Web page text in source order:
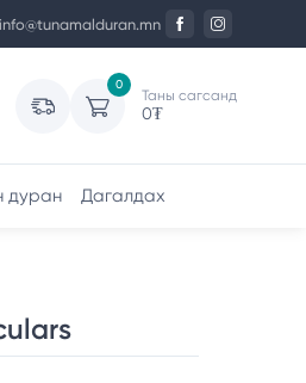
info@tunamalduran.mn
0
Таны сагсанд
0₮
дуран Дагалдах